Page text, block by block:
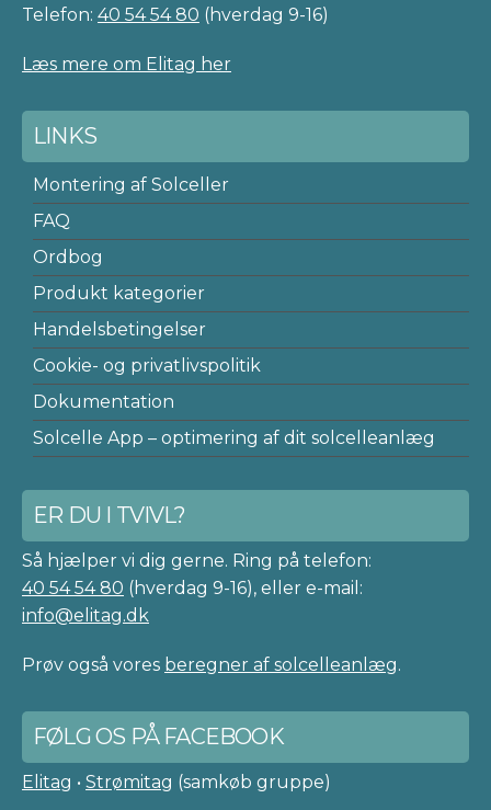
Telefon: 40 54 54 80 (hverdag 9-16)
Læs mere om Elitag her
LINKS
Montering af Solceller
FAQ
Ordbog
Produkt kategorier
Handelsbetingelser
Cookie- og privatlivspolitik
Dokumentation
Solcelle App – optimering af dit solcelleanlæg
ER DU I TVIVL?
Så hjælper vi dig gerne. Ring på telefon:
40 54 54 80 (hverdag 9-16), eller e-mail:
info@elitag.dk
Prøv også vores beregner af solcelleanlæg.
FØLG OS PÅ FACEBOOK
Elitag • Strømitag (samkøb gruppe)